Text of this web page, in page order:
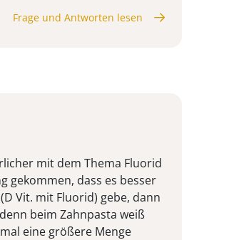
Frage und Antworten lesen
mit dem Thema Fluorid
gekommen, dass es besser
Vit. mit Fluorid) gebe, dann
beim Zahnpasta weiß
eine größere Menge